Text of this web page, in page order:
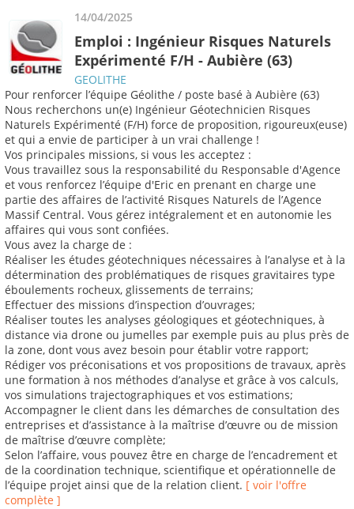
14/04/2025
Emploi : Ingénieur Risques Naturels
Expérimenté F/H - Aubière (63)
GEOLITHE
Pour renforcer l’équipe Géolithe / poste basé à Aubière (63)
Nous recherchons un(e) Ingénieur Géotechnicien Risques
Naturels Expérimenté (F/H) force de proposition, rigoureux(euse)
et qui a envie de participer à un vrai challenge !
Vos principales missions, si vous les acceptez :
Vous travaillez sous la responsabilité du Responsable d'Agence
et vous renforcez l’équipe d'Eric en prenant en charge une
partie des affaires de l’activité Risques Naturels de l’Agence
Massif Central. Vous gérez intégralement et en autonomie les
affaires qui vous sont confiées.
Vous avez la charge de :
Réaliser les études géotechniques nécessaires à l’analyse et à la
détermination des problématiques de risques gravitaires type
éboulements rocheux, glissements de terrains;
Effectuer des missions d’inspection d’ouvrages;
Réaliser toutes les analyses géologiques et géotechniques, à
distance via drone ou jumelles par exemple puis au plus près de
la zone, dont vous avez besoin pour établir votre rapport;
Rédiger vos préconisations et vos propositions de travaux, après
une formation à nos méthodes d’analyse et grâce à vos calculs,
vos simulations trajectographiques et vos estimations;
Accompagner le client dans les démarches de consultation des
entreprises et d’assistance à la maîtrise d’œuvre ou de mission
de maîtrise d’œuvre complète;
Selon l’affaire, vous pouvez être en charge de l’encadrement et
de la coordination technique, scientifique et opérationnelle de
l’équipe projet ainsi que de la relation client. [ voir l'offre
complète ]